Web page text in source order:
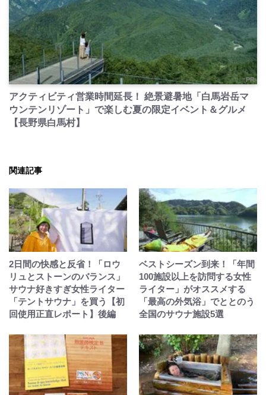
PR
アクティビティ営業時間延長！ 絶景避暑地「白馬岩岳マ
ウンテンリゾート」で楽しむ夏の限定イベント＆グルメ
【長野県白馬村】
関連記事
2日間の快感と反省！「ロウ
リュとストーンのバランス」
サウナ好きすぎ女性ライター
「テントサウナ」を買う【初
回使用正直レポート】後編
ベストシーズン到来！「年間
100施設以上を訪問する女性
ライター」がオススメする
「最高の外気浴」でととのう
全国のサウナ施設5選